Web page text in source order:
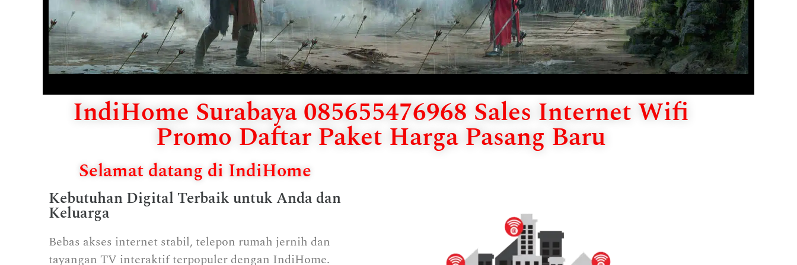
IndiHome Surabaya 085655476968 Sales Internet Wifi
Promo Daftar Paket Harga Pasang Baru
Selamat datang di IndiHome
Kebutuhan Digital Terbaik untuk Anda dan
Keluarga
Bebas akses internet stabil, telepon rumah jernih dan
tayangan TV interaktif terpopuler dengan IndiHome.